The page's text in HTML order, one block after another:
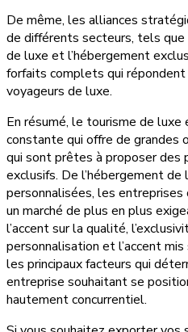
De même, les alliances
de différents secteurs, tels
de luxe et l’hébergement
forfaits complets qui
voyageurs de luxe.
En résumé, le tourisme de luxe
constante qui offre de grandes
qui sont prêtes à proposer des
exclusifs. De l’hébergement de
personnalisées, les entreprises
un marché de plus en plus
l’accent sur la qualité,
personnalisation et l’accent
les principaux facteurs qui
entreprise souhaitant se
hautement concurrentiel.